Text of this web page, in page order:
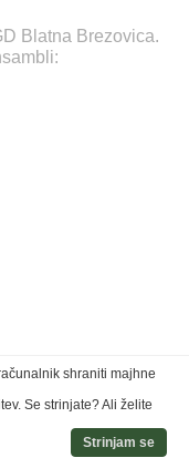
Blatna Brezovica.
shraniti majhne
Se strinjate? Ali želite
Strinjam se